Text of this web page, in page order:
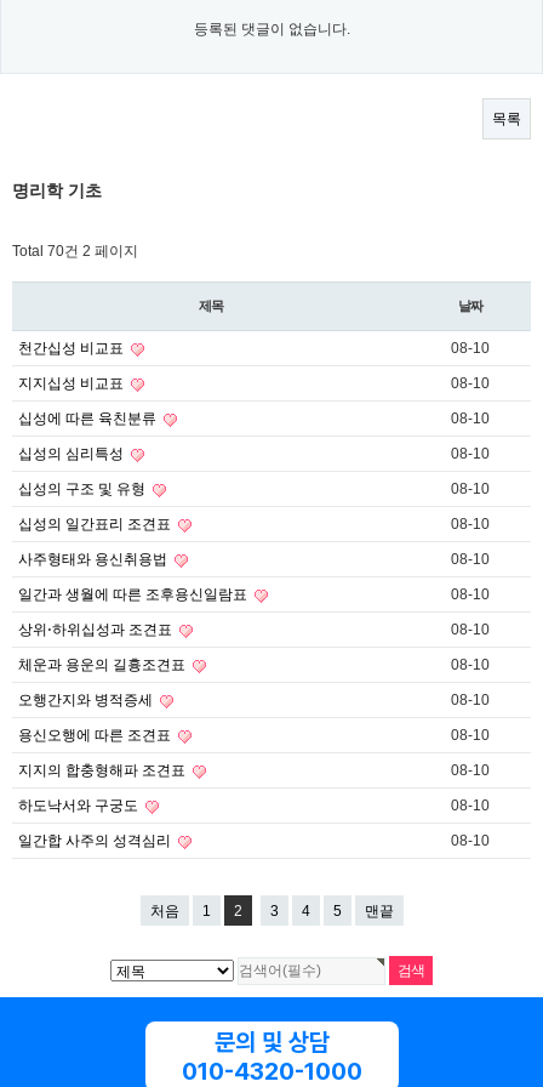
등록된 댓글이 없습니다.
목록
명리학 기초
Total 70건 2 페이지
제목 날짜
천간십성 비교표 08-10
지지십성 비교표 08-10
십성에 따른 육친분류 08-10
십성의 심리특성 08-10
십성의 구조 및 유형 08-10
십성의 일간표리 조견표 08-10
사주형태와 용신취용법 08-10
일간과 생월에 따른 조후용신일람표 08-10
상위⋅하위십성과 조견표 08-10
체운과 용운의 길흉조견표 08-10
오행간지와 병적증세 08-10
용신오행에 따른 조견표 08-10
지지의 합충형해파 조견표 08-10
하도낙서와 구궁도 08-10
일간합 사주의 성격심리 08-10
처음 1 2 3 4 5 맨끝
문의 및 상담
010-4320-1000